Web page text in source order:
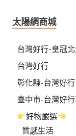
太陽網商城
台灣好行-皇冠
台灣好行
彰化縣-台灣好行
臺中市-台灣好
好物嚴選
質感生活